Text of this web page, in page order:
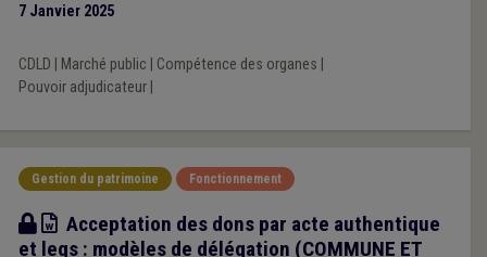
7 Janvier 2025
CDLD Marché public Compétence des organes
Pouvoir adjudicateur|
Gestion du patrimoine Fonctionnement
Modèle
Acceptation des dons par acte authentique
et legs : modèles de délégation (COMMUNE ET